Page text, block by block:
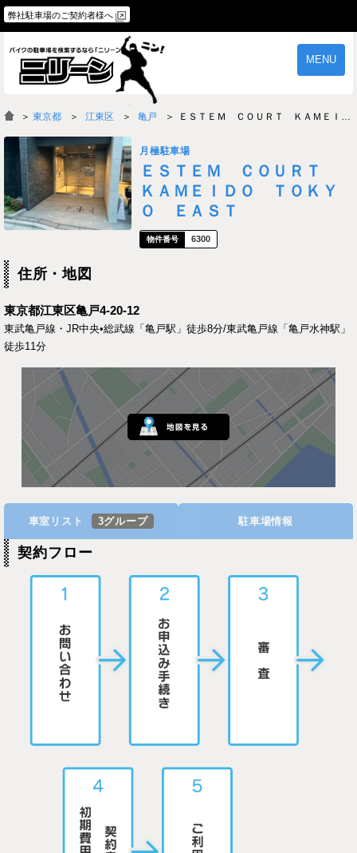
弊社駐車場のご契約者様へ
MENU
物件一覧
よくあるご質問
＞ 東京都 江東区 亀戸 ＥＳＴＥＭ ＣＯＵＲＴ ＫＡＭＥＩＤＯ ＴＯＫＹＯ ＥＡＳＴ
月極駐車場
ＥＳＴＥＭ ＣＯＵＲＴ
ＫＡＭＥＩＤＯ ＴＯＫＹ
Ｏ ＥＡＳＴ
6300
住所・地図
東京都江東区亀戸4-20-12
東武亀戸線・JR中央•総武線「亀戸駅」徒歩8分/東武亀戸線「亀戸水神駅」
徒歩11分
車室リスト 3グループ 駐車場情報
契約フロー